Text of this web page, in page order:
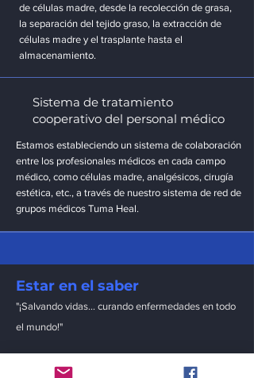
de células madre, desde la recolección de grasa,
la separación del tejido graso, la extracción de
células madre y el trasplante hasta el
almacenamiento.
Sistema de tratamiento
cooperativo del personal médico
Estamos estableciendo un sistema de colaboración
entre los profesionales médicos en cada campo
médico, como células madre, analgésicos, cirugía
estética, etc., a través de nuestro sistema de red de
grupos médicos Tuma Heal.
Estar en el saber
"¡Salvando vidas… curando enfermedades en todo
el mundo!"